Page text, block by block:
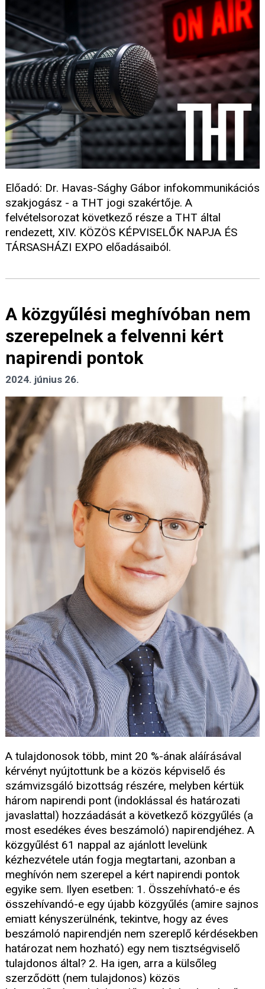
Előadó: Dr. Havas-Sághy Gábor infokommunikációs
szakjogász - a THT jogi szakértője. A
felvételsorozat következő része a THT által
rendezett, XIV. KÖZÖS KÉPVISELŐK NAPJA ÉS
TÁRSASHÁZI EXPO előadásaiból.
A közgyűlési meghívóban nem
szerepelnek a felvenni kért
napirendi pontok
2024. június 26.
A tulajdonosok több, mint 20 %-ának aláírásával
kérvényt nyújtottunk be a közös képviselő és
számvizsgáló bizottság részére, melyben kértük
három napirendi pont (indoklással és határozati
javaslattal) hozzáadását a következő közgyűlés (a
most esedékes éves beszámoló) napirendjéhez. A
közgyűlést 61 nappal az ajánlott levelünk
kézhezvétele után fogja megtartani, azonban a
meghívón nem szerepel a kért napirendi pontok
egyike sem. Ilyen esetben: 1. Összehívható-e és
összehívandó-e egy újabb közgyűlés (amire sajnos
emiatt kényszerülnénk, tekintve, hogy az éves
beszámoló napirendjén nem szereplő kérdésekben
határozat nem hozható) egy nem tisztségviselő
tulajdonos által? 2. Ha igen, arra a külsőleg
szerződött (nem tulajdonos) közös